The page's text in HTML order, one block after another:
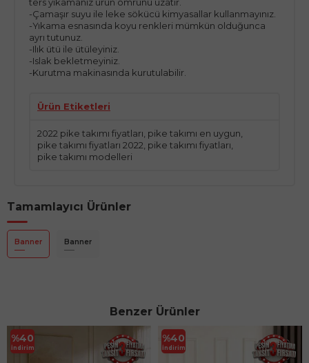
-Çamaşır suyu ile leke sökücü kimyasallar kullanmayınız.
-Yıkama esnasında koyu renkleri mümkün olduğunca
ayrı tutunuz.
-Ilık ütü ile ütüleyiniz.
-Islak bekletmeyiniz.
-Kurutma makinasında kurutulabilir.
Ürün Etiketleri
2022 pike takımı fiyatları pike takımı en uygun
pike takımı fiyatları 2022 pike takımı fiyatları
pike takımı modelleri
Tamamlayıcı Ürünler
Banner Banner
Benzer Ürünler
%40
İndirim
%40
İndirim